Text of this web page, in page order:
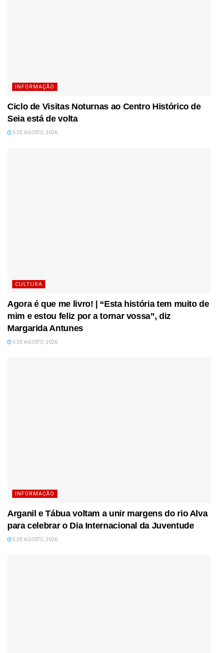
INFORMAÇÃO
Ciclo de Visitas Noturnas ao Centro Histórico de
Seia está de volta
5 DE AGOSTO, 2026
CULTURA
Agora é que me livro! | “Esta história tem muito de
mim e estou feliz por a tornar vossa”, diz
Margarida Antunes
5 DE AGOSTO, 2026
INFORMAÇÃO
Arganil e Tábua voltam a unir margens do rio Alva
para celebrar o Dia Internacional da Juventude
5 DE AGOSTO, 2026